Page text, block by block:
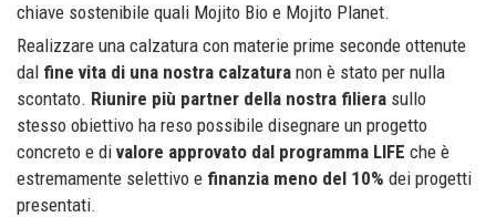
chiave sostenibile quali Mojito Bio e Mojito Planet.
Realizzare una calzatura con materie prime seconde ottenute
dal fine vita di una nostra calzatura non è stato per nulla
scontato. Riunire più partner della nostra filiera sullo
stesso obiettivo ha reso possibile disegnare un progetto
concreto e di valore approvato dal programma LIFE che è
estremamente selettivo e finanzia meno del 10% dei progetti
presentati.